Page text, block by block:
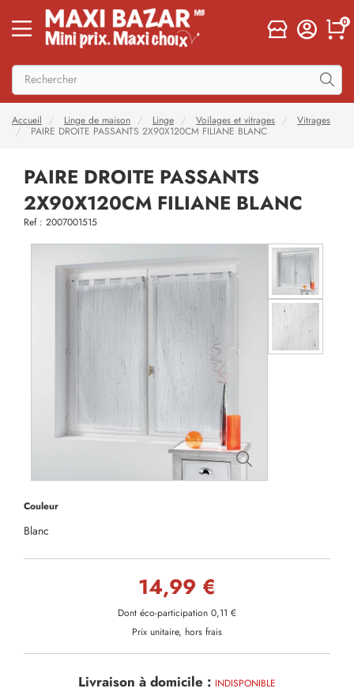
0
Accueil Linge de maison Linge Voilages et vitrages
Vitrages
PAIRE DROITE PASSANTS 2X90X120CM FILIANE BLANC
PAIRE DROITE PASSANTS
2X90X120CM FILIANE BLANC
Ref : 2007001515
Couleur
Blanc
14,99 €
Dont éco-participation 0,11 €
Prix unitaire, hors frais
Livraison à domicile : INDISPONIBLE